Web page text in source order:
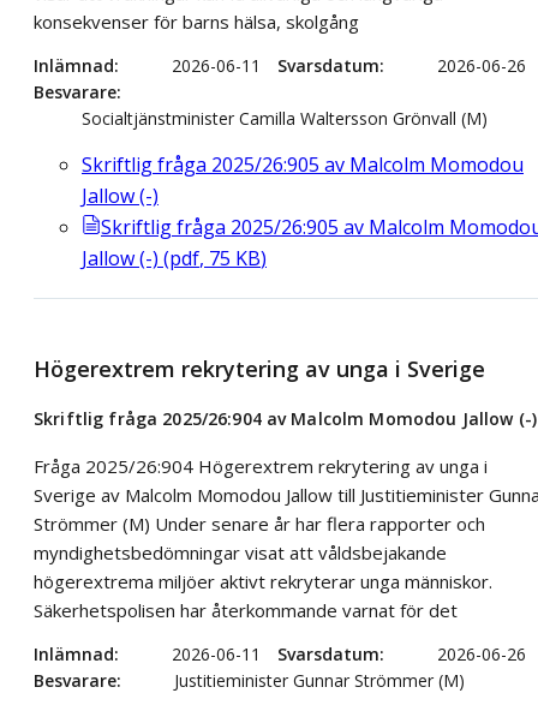
konsekvenser för barns hälsa, skolgång
Inlämnad 2026-06-11 Svarsdatum
2026-06-26
Besvarare
Socialtjänstminister Camilla Waltersson Grönvall (M)
Skriftlig fråga 2025/26:905 av Malcolm Momodou
Jallow (-)
Skriftlig fråga 2025/26:905 av Malcolm
Jallow (-) (pdf, 75 KB)
Högerextrem rekrytering av unga i Sverige
Skriftlig fråga 2025/26:904 av Malcolm Momodou Jallow (-)
Fråga 2025/26:904 Högerextrem rekrytering av unga i
Sverige av Malcolm Momodou Jallow till Justitieminister
Strömmer (M) Under senare år har flera rapporter och
myndighetsbedömningar visat att våldsbejakande
högerextrema miljöer aktivt rekryterar unga människor.
Säkerhetspolisen har återkommande varnat för det
Inlämnad 2026-06-11 Svarsdatum
2026-06-26
Besvarare
Justitieminister Gunnar Strömmer (M)